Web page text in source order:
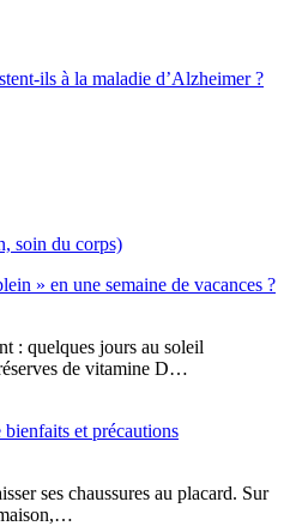
ils à la maladie d’Alzheimer ?
soin du corps)
» en une semaine de vacances ?
: quelques jours au soleil
de vitamine D…
et précautions
ses chaussures au placard. Sur